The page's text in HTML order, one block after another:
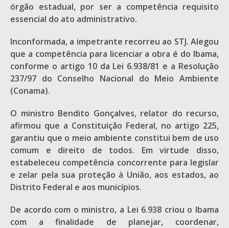
órgão estadual, por ser a competência requisito
essencial do ato administrativo.
Inconformada, a impetrante recorreu ao STJ. Alegou
que a competência para licenciar a obra é do Ibama,
conforme o artigo 10 da Lei 6.938/81 e a Resolução
237/97 do Conselho Nacional do Meio Ambiente
(Conama).
O ministro Bendito Gonçalves, relator do recurso,
afirmou que a Constituição Federal, no artigo 225,
garantiu que o meio ambiente constitui bem de uso
comum e direito de todos. Em virtude disso,
estabeleceu competência concorrente para legislar
e zelar pela sua proteção à União, aos estados, ao
Distrito Federal e aos municípios.
De acordo com o ministro, a Lei 6.938 criou o Ibama
com a finalidade de planejar, coordenar,